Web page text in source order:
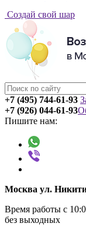
Создай свой шар
+7 (495) 744-61-93
+7 (926) 044-61-93
Пишите нам:
Москва ул.
Время работы с
без выходных